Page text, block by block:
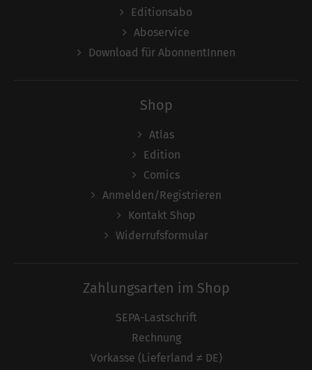
Editionsabo
Aboservice
Download für AbonnentInnen
Shop
Atlas
Edition
Comics
Anmelden/Registrieren
Kontakt Shop
Widerrufsformular
Zahlungsarten im Shop
SEPA-Lastschrift
Rechnung
Vorkasse (Lieferland ≠ DE)